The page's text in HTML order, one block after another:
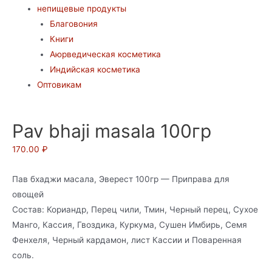
непищевые продукты
Благовония
Книги
Аюрведическая косметика
Индийская косметика
Оптовикам
Pav bhaji masala 100гр
170.00 ₽
Пав бхаджи масала, Эверест 100гр — Приправа для
овощей
Состав: Кориандр, Перец чили, Тмин, Черный перец, Сухое
Манго, Кассия, Гвоздика, Куркума, Сушен Имбирь, Семя
Фенхеля, Черный кардамон, лист Кассии и Поваренная
соль.